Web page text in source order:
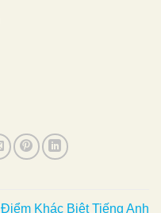
Điểm Khác Biệt Tiếng Anh